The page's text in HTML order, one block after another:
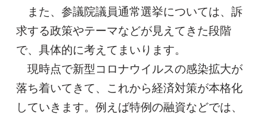
また、参議院議員通常選挙については、訴
求する政策やテーマなどが見えてきた段階
で、具体的に考えてまいります。
現時点で新型コロナウイルスの感染拡大が
落ち着いてきて、これから経済対策が本格化
していきます。例えば特例の融資などでは、